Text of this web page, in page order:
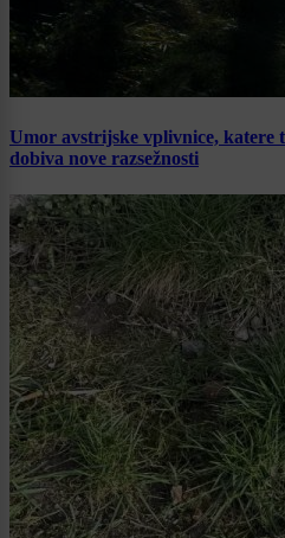
Umor avstrijske vplivnice, katere
dobiva nove razsežnosti